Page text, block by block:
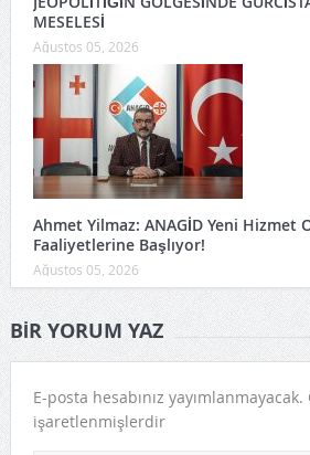
MESELESİ
Ağustos 05, 2026
Ahmet Yilmaz: ANAGİD Yeni Hizmet
Faaliyetlerine Başlıyor!
Ağustos 05, 2026
BIR YORUM YAZ
E-posta hesabınız yayımlanmayacak.
işaretlenmişlerdir